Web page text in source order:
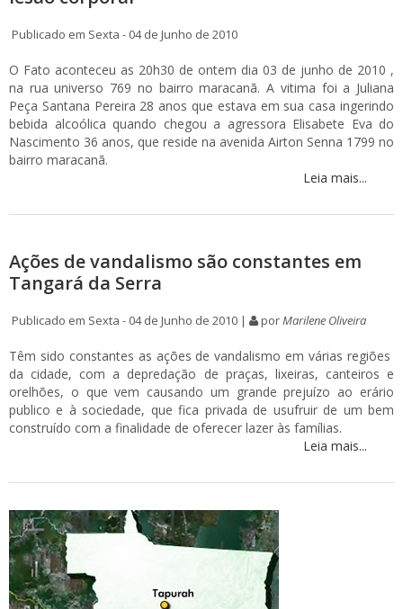
Publicado em Sexta - 04 de Junho de 2010
O Fato aconteceu as 20h30 de ontem dia 03 de junho de 2010 ,
na rua universo 769 no bairro maracanã. A vitima foi a Juliana
Peça Santana Pereira 28 anos que estava em sua casa ingerindo
bebida alcoólica quando chegou a agressora Elisabete Eva do
Nascimento 36 anos, que reside na avenida Airton Senna 1799 no
bairro maracanã.
Leia mais...
Ações de vandalismo são constantes em
Tangará da Serra
Publicado em Sexta - 04 de Junho de 2010 | porMarilene Oliveira
Têm sido constantes as ações de vandalismo em várias regiões
da cidade, com a depredação de praças, lixeiras, canteiros e
orelhões, o que vem causando um grande prejuízo ao erário
publico e à sociedade, que fica privada de usufruir de um bem
construído com a finalidade de oferecer lazer às famílias.
Leia mais...